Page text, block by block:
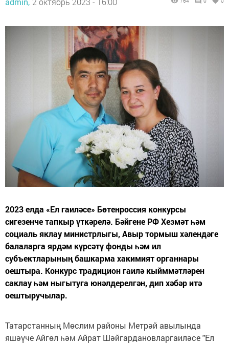
2023 елда «Ел гаиләсе» Бөтенроссия конкурсы
сигезенче тапкыр үткәрелә. Бәйгене РФ Хезмәт һәм
социаль яклау министрлыгы, Авыр тормыш хәлендәге
балаларга ярдәм күрсәтү фонды һәм ил
субъектларының башкарма хакимият органнары
оештыра. Конкурс традицион гаилә кыйммәтләрен
саклау һәм ныгытуга юнәлдерелгән, дип хәбәр итә
оештыручылар.
Татарстанның Мөслим районы Метрәй авылында
яшәүче Айгөл һәм Айрат Шәйгардановларгаиләсе "Ел